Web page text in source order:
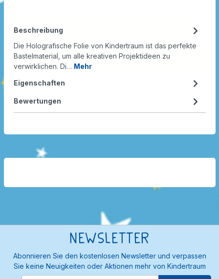
Beschreibung
Die Holografische Folie von Kindertraum ist das perfekte
Bastelmaterial, um alle kreativen Projektideen zu
verwirklichen. Di… Mehr
Eigenschaften
Bewertungen
Newsletter
Abonnieren Sie den kostenlosen Newsletter und verpassen
Sie keine Neuigkeiten oder Aktionen mehr von Kindertraum